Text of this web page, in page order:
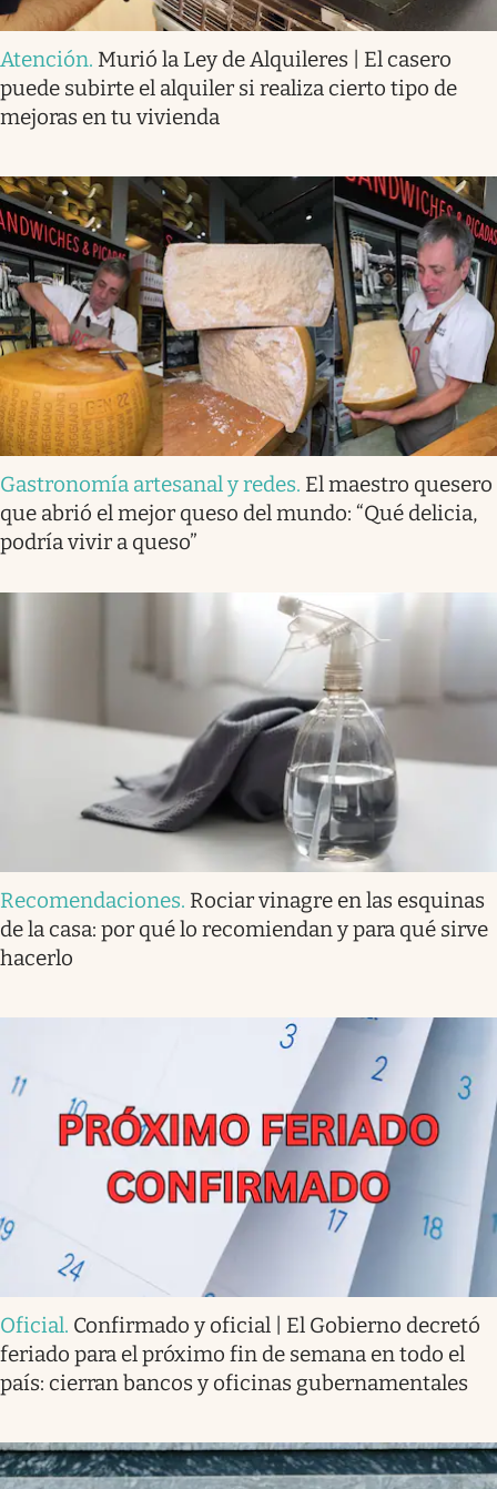
Atención. Murió la Ley de Alquileres | El casero
puede subirte el alquiler si realiza cierto tipo de
mejoras en tu vivienda
Gastronomía artesanal y redes. El maestro quesero
que abrió el mejor queso del mundo: “Qué delicia,
podría vivir a queso”
Recomendaciones. Rociar vinagre en las esquinas
de la casa: por qué lo recomiendan y para qué sirve
hacerlo
Oficial. Confirmado y oficial | El Gobierno decretó
feriado para el próximo fin de semana en todo el
país: cierran bancos y oficinas gubernamentales